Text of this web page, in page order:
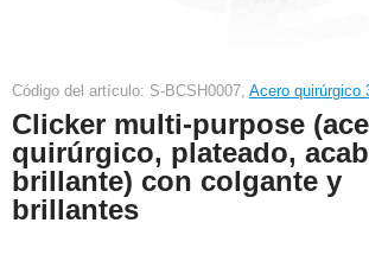
Código del artículo: S-BCSH0007, Acero quirúrgico
Clicker multi-purpose
quirúrgico, plateado,
brillante) con colgante y
brillantes